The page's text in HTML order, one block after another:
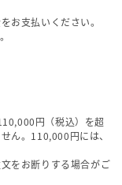
お支払いください。
円（税込）を超
ん。110,000円には、
をお断りする場合がご